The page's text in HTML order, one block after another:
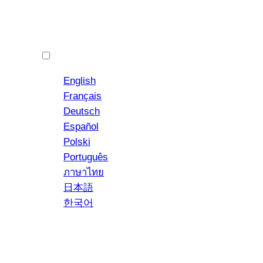
English
Français
Deutsch
Español
Polski
Português
ภาษาไทย
日本語
한국어